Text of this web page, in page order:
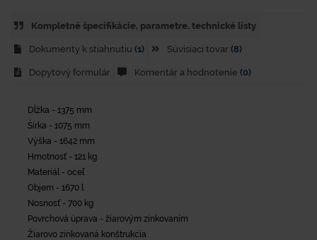
Kompletné špecifikácie, parametre. technické listy
Dokumenty k stiahnutiu (1) Súvisiaci tovar (8)
Dopytový formulár Komentár a hodnotenie (0)
Dĺžka - 1375 mm
Šírka - 1075 mm
Výška - 1642 mm
Hmotnosť - 121 kg
Materiál - oceľ
Objem - 1670 l
Nosnosť - 700 kg
Povrchová úprava - žiarovým zinkovaním
Žiarovo zinkovaná konštrukcia